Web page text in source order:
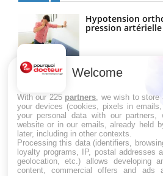
Hypotension
pression
Drépanocytose :
Maladie de
amyotrophique)
Welcome
With our 225 partners , we wish to
your devices (cookies, pixels in
your personal data with our partners,
website or in our emails, already held
later, including in other contexts.
Processing this data (identifiers,
loyalty programs, IP, postal addresses
geolocation, etc.) allows developing
content, commercial offers and ads